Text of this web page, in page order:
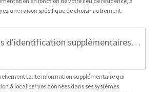
une raison spécifique de choisir autrement.
Informations d'identification supplémentaires (facultatif)
toute information supplémentaire qui
à localiser vos données dans ses systèmes